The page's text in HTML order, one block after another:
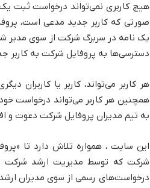
هیچ کاربری نمی‌تواند درخواست ثبت
صورتی که کاربر جدید مدعی است،
یک نامه در سربرگ شرکت از سوی مدیر
دسترسی‌ها به پروفایل شرکت به کاربر
هر کاربر می‌تواند، کاربر یا کاربران
همچنین هر کاربر می‌تواند درخواست
به تیم مدیران پروفایل شرکت دعوت و
این سایت ، همواره تلاش دارد تا
شرکت که توسط مدیریت ارشد شرکت و
درخواست‌های رسمی از سوی مدیران